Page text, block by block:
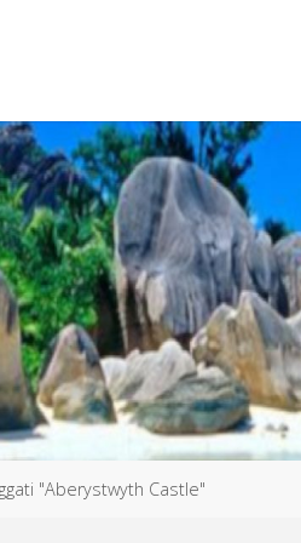
"Aberystwyth Castle"